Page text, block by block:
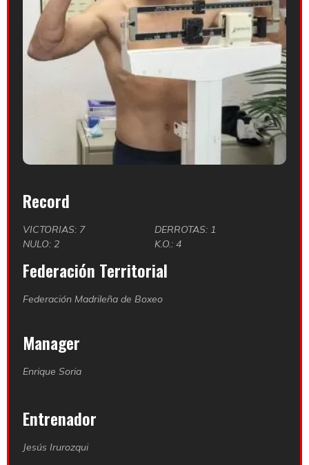
Record
VICTORIAS: 7
DERROTAS: 1
NULO: 2
K.O.: 4
Federación Territorial
Federación Madrileña de Boxeo
Manager
Enrique Soria
Entrenador
Jesús Irurozqui